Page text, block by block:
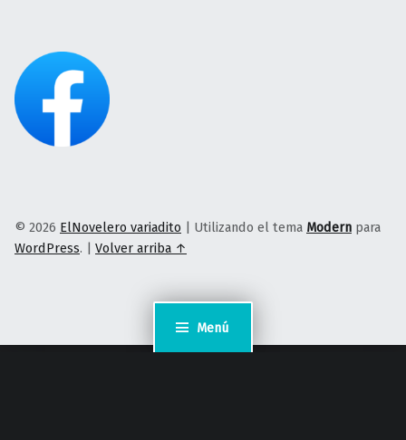
Menú
© 2026 ElNovelero variadito | Utilizando el tema Modern para
WordPress. | Volver arriba ↑